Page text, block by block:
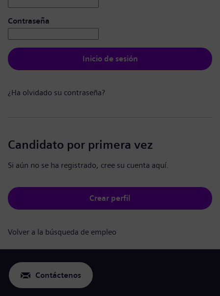
Contraseña
Inicio de sesión
¿Ha olvidado su contraseña?
Candidato por primera vez
Si aún no se ha registrado, cree su cuenta aquí.
Crear perfil
Volver a la búsqueda de empleo
Contáctenos